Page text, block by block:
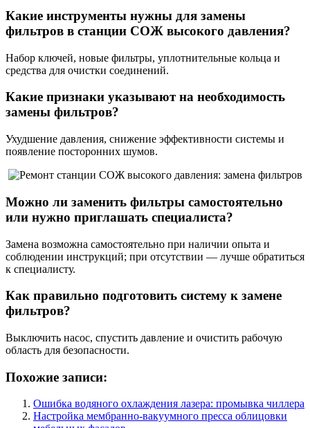
Какие инструменты нужны для замены
фильтров в станции СОЖ высокого давления?
Набор ключей, новые фильтры, уплотнительные кольца и
средства для очистки соединений.
Какие признаки указывают на необходимость
замены фильтров?
Ухудшение давления, снижение эффективности системы и
появление посторонних шумов.
Можно ли заменить фильтры самостоятельно
или нужно приглашать специалиста?
Замена возможна самостоятельно при наличии опыта и
соблюдении инструкций; при отсутствии — лучше обратиться
к специалисту.
Как правильно подготовить систему к замене
фильтров?
Выключить насос, спустить давление и очистить рабочую
область для безопасности.
Похожие записи:
Ошибка водяного охлаждения лазера: промывка чиллера
Настройка мембранно-вакуумного пресса облицовки